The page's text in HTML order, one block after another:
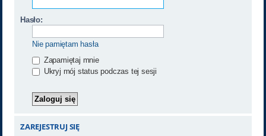
Hasło:
Nie pamiętam hasła
Zapamiętaj mnie
Ukryj mój status podczas tej sesji
ZAREJESTRUJ SIĘ